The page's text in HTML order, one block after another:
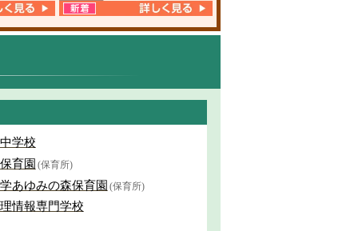
学校
育園 (保育所)
あゆみの森保育園 (保育所)
情報専門学校